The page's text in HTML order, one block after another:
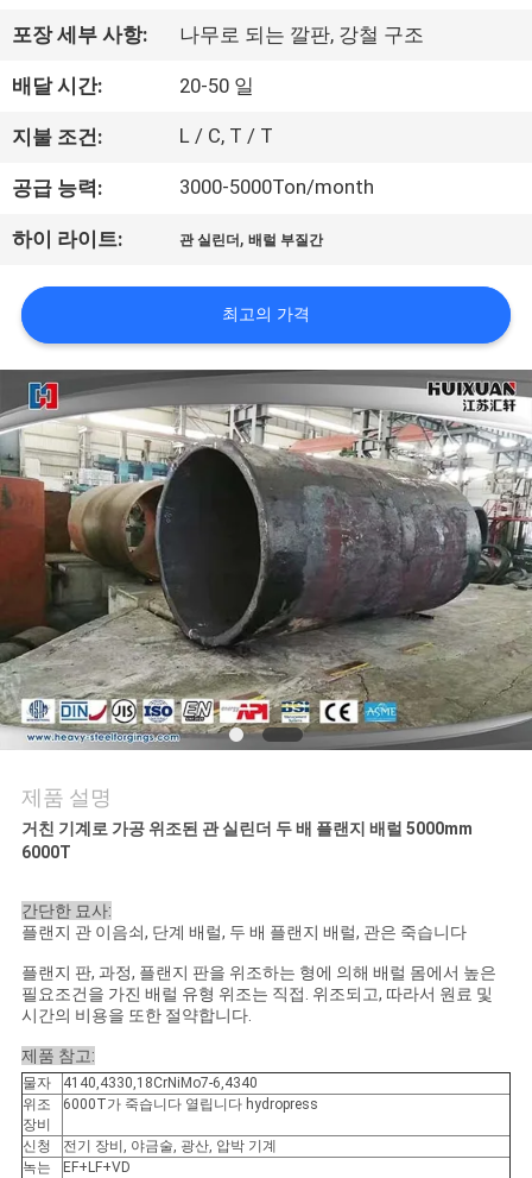
에
대
하
공
장
여
행
품
질
관
리
사
이
트
맵
PRIVACY
POLICY
포장 세부 사항: 나무로 되는 깔판, 강철 구조
배달 시간: 20-50 일
지불 조건: L / C, T / T
공급 능력: 3000-5000Ton/month
하이 라이트: 관 실린더 ,배럴 부질간
최고의 가격
제품 설명
거친 기계로 가공 위조된 관 실린더 두 배 플랜지 배럴 5000mm
6000T
간단한 묘사:
플랜지 관 이음쇠, 단계 배럴, 두 배 플랜지 배럴, 관은 죽습니다
플랜지 판, 과정, 플랜지 판을 위조하는 형에 의해 배럴 몸에서 높은
필요조건을 가진 배럴 유형 위조는 직접. 위조되고, 따라서 원료 및
시간의 비용을 또한 절약합니다.
제품 참고:
물자
4140,4330,18CrNiMo7-6,4340
위조
장비
6000T가 죽습니다 열립니다 hydropress
신청
전기 장비, 야금술, 광산, 압박 기계
녹는
EF+LF+VD